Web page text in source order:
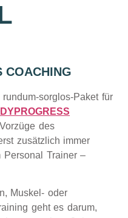
COACHING
sorglos-Paket für
des
zusätzlich immer
Personal Trainer –
Muskel- oder
geht es darum,